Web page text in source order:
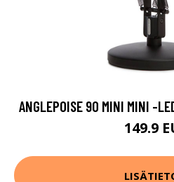
ANGLEPOISE 90 MINI MINI -
149.9